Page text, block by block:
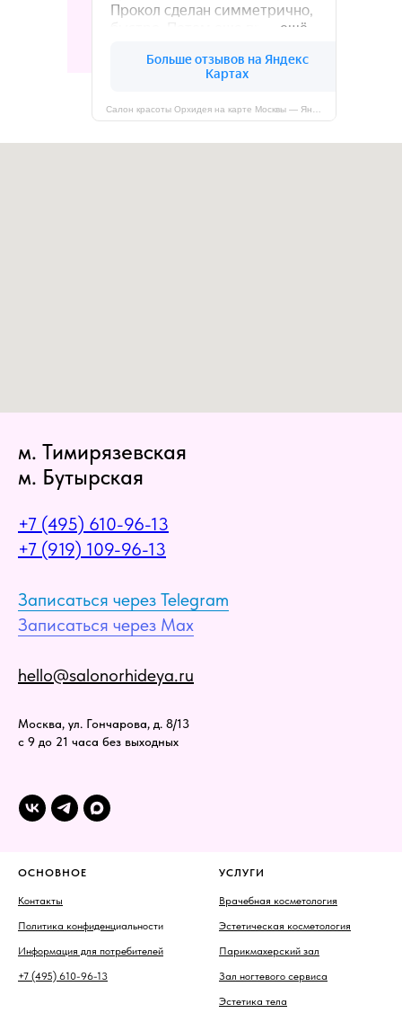
м. Тимирязевская
м. Бутырская
+7 (495) 610-96-13
+7 (919) 109-96-13
Записаться через Telegram
Записаться через Max
hello@salonorhideya.ru
Москва, ул. Гончарова, д. 8/13
с 9 до 21 часа без выходных
ОСНОВНОЕ
Контакты
Политика конфиденциальности
Информация для потребителей
+7 (495) 610-96-13
УСЛУГИ
Врачебная косметология
Эстетическая косметология
Парикмахерский зал
Зал ногтевого сервиса
Эстетика тела